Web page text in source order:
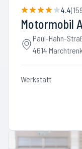
4.4(159
Motormobil
Paul-Hahn-
4614 Marchtrenk
Werkstatt